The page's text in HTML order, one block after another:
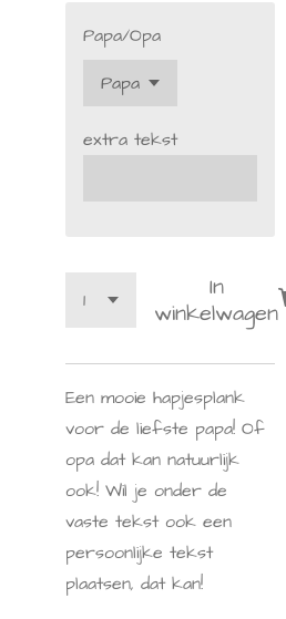
Papa/Opa
extra tekst
In
winkelwagen
Een mooie hapjesplank
voor de liefste papa! Of
opa dat kan natuurlijk
ook! Wil je onder de
vaste tekst ook een
persoonlijke tekst
plaatsen, dat kan!